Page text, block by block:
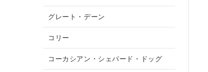
グレート・デーン
コリー
コーカシアン・シェパード・ドッグ